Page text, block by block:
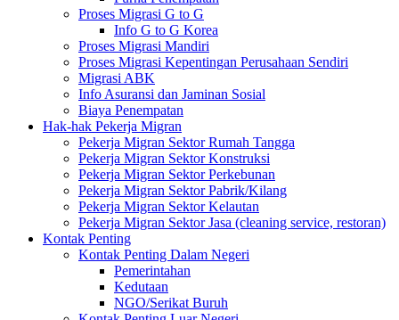
Proses Migrasi G to G
Info G to G Korea
Proses Migrasi Mandiri
Proses Migrasi Kepentingan Perusahaan Sendiri
Migrasi ABK
Info Asuransi dan Jaminan Sosial
Biaya Penempatan
Hak-hak Pekerja Migran
Pekerja Migran Sektor Rumah Tangga
Pekerja Migran Sektor Konstruksi
Pekerja Migran Sektor Perkebunan
Pekerja Migran Sektor Pabrik/Kilang
Pekerja Migran Sektor Kelautan
Pekerja Migran Sektor Jasa (cleaning service, restoran)
Kontak Penting
Kontak Penting Dalam Negeri
Pemerintahan
Kedutaan
NGO/Serikat Buruh